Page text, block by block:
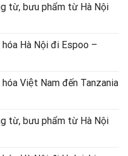
từ, bưu phẩm từ Hà Nội
hóa Hà Nội đi Espoo –
Việt Nam đến Tanzania
từ, bưu phẩm từ Hà Nội